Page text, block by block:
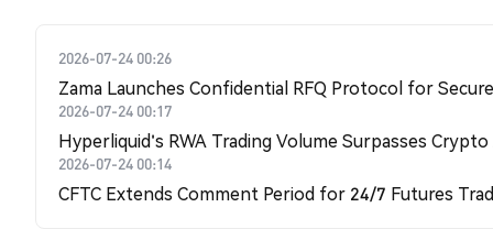
2026-07-24 00:26
Zama Launches Confidential RFQ Protocol for
2026-07-24 00:17
Hyperliquid's RWA Trading Volume Surpasses
2026-07-24 00:14
CFTC Extends Comment Period for 24/7 Futures